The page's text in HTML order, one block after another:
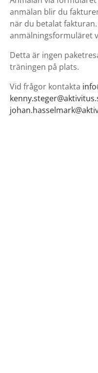
anmälan blir du
när du betalat
anmälningsformuläret
Detta är ingen
träningen på plats.
Vid frågor kontakta